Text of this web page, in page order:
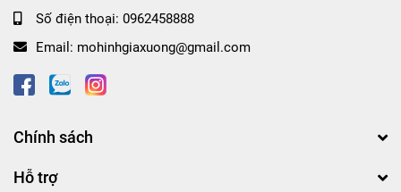
Số điện thoại: 0962458888
Email: mohinhgiaxuong@gmail.com
Chính sách
Hỗ trợ